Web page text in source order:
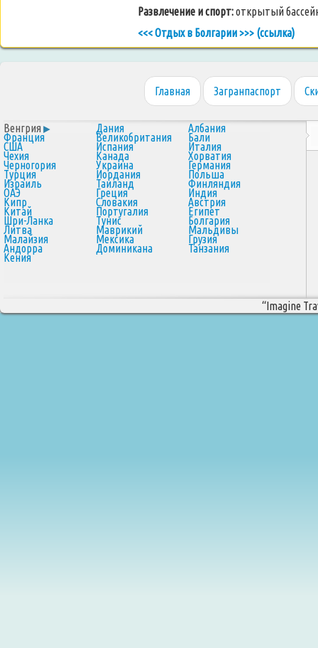
Развлечение и спорт:открытый
<<< Отдых в Болгарии >>> (ссылка)
Главная Загранпаспорт
Венгрия Дания Албания
Франция Великобритания Бали
США Испания Италия
Чехия Канада Хорватия
Черногория Украина Германия
Турция Иордания Польша
Израиль Таиланд Финляндия
ОАЭ Греция Индия
Кипр Словакия Австрия
Китай Португалия Египет
Шри-Ланка Тунис Болгария
Литва Маврикий Мальдивы
Малайзия Мексика Грузия
Андорра Доминикана Танзания
Кения
“Imagine